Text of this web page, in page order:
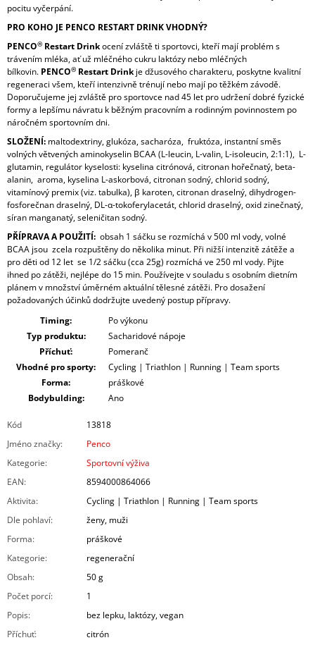
pocitu vyčerpání.
PRO KOHO JE PENCO RESTART DRINK VHODNÝ?
PENCO® Restart Drinkocení zvláště ti sportovci, kteří mají problém s
trávením mléka, ať už mléčného cukru laktózy nebo mléčných
bílkovin. PENCO® Restart Drinkje džusového charakteru, poskytne kvalitní
regeneraci všem, kteří intenzivně trénují nebo mají po těžkém závodě.
Doporučujeme jej zvláště pro sportovce nad 45 let pro udržení dobré fyzické
formy a lepšímu návratu k běžným pracovním a rodinným povinnostem po
náročném sportovním dni.
SLOŽENÍ: maltodextriny, glukóza, sacharóza, fruktóza, instantní směs
volných větvených aminokyselin BCAA (L-leucin, L-valin, L-isoleucin, 2:1:1), L-
glutamin, regulátor kyselosti: kyselina citrónová, citronan hořečnatý, beta-
alanin, aroma, kyselina L-askorbová, citronan sodný, chlorid sodný,
vitamínový premix (viz. tabulka), β karoten, citronan draselný, dihydrogen-
fosforečnan draselný, DL-α-tokoferylacetát, chlorid draselný, oxid zinečnatý,
síran manganatý, seleničitan sodný.
PŘÍPRAVA A POUŽITÍ: obsah 1 sáčku se rozmíchá v 500 ml vody, volné
BCAA jsou zcela rozpuštěny do několika minut. Při nižší intenzitě zátěže a
pro děti od 12 let se 1/2 sáčku (cca 25g) rozmíchá ve 250 ml vody. Pijte
ihned po zátěži, nejlépe do 15 min. Používejte v souladu s osobním dietním
plánem v množství úměrném aktuální tělesné zátěži. Pro dosažení
požadovaných účinků dodržujte uvedený postup přípravy.
Timing:
Po výkonu
Typ produktu:
Sacharidové nápoje
Příchuť:
Pomeranč
Vhodné pro sporty:
Cycling | Triathlon | Running | Team sports
Forma:
práškové
Bodybulding:
Ano
Kód
13818
Jméno značky:
Penco
Kategorie:
Sportovní výživa
EAN:
8594000864066
Aktivita:
Cycling | Triathlon | Running | Team sports
Dle pohlaví:
ženy, muži
Forma:
práškové
Kategorie:
regenerační
Obsah:
50 g
Počet porcí:
1
Popis:
bez lepku, laktózy, vegan
Příchuť:
citrón